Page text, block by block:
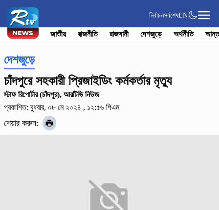
নির্বাচনসর্বশেষEN
জাতীয় রাজনীতি রাজধানী দেশজুড়ে অর্থনীতি
দেশজুড়ে
চাঁদপুরে সহকারী প্রিজাইডিং কর্মকর্তার মৃত্যু
স্টাফ রিপোর্টার (চাঁদপুর), আরটিভি নিউজ
প্রকাশিত: বুধবার, ০৮ মে ২০২৪ , ১২:৫৬ পিএম
শেয়ার করুন: